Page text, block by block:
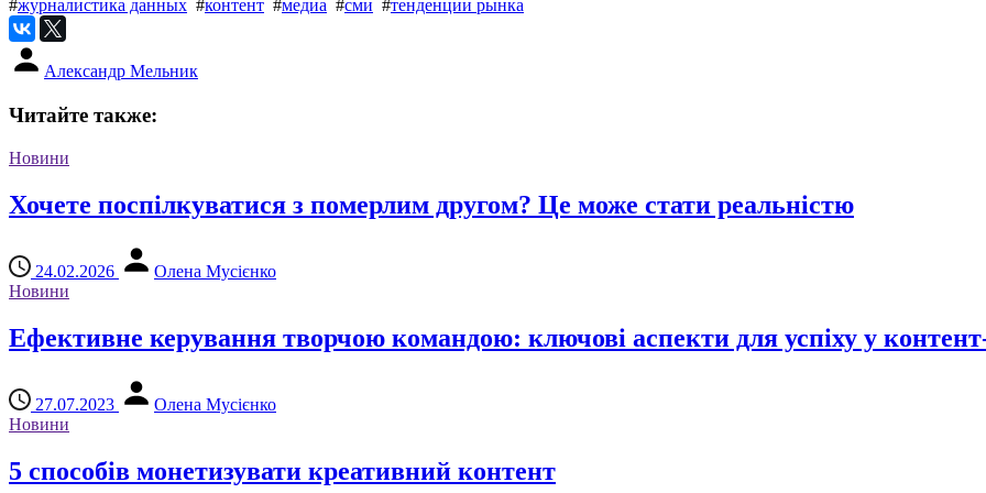
#журналистика данных #контент #медиа #сми #тенденции рынка
Александр Мельник
Читайте также:
Новини
Хочете поспілкуватися з померлим другом? Це може стати реальністю
24.02.2026
Олена Мусієнко
Новини
Ефективне керування творчою командою: ключові аспекти для успіху у контент-
27.07.2023
Олена Мусієнко
Новини
5 способів монетизувати креативний контент